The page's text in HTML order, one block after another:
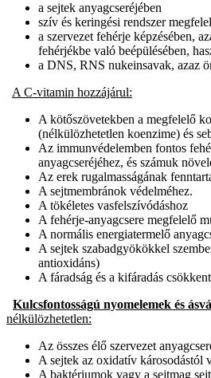
a sejtek anyagcseréjében
szív és keringési rendszer
a szervezet fehérje képzésében,
fehérjékbe való beépülésében,
a DNS, RNS nukeinsavak, azaz
A C-vitamin hozzájárul:
A kötőszövetekben a megfelelő
(nélkülözhetetlen koenzime) és
Az immunvédelemben fontos
anyagcseréjéhez, és számuk
Az erek rugalmasságának
A sejtmembránok védelméhez.
A tökéletes vasfelszívódáshoz
A fehérje-anyagcsere megfelelő
A normális energiatermelő
A sejtek szabadgyökökkel
antioxidáns)
A fáradság és a kifáradás
Kulcsfontosságú nyomelemek és
nélkülözhetetlen:
Az összes élő szervezet
A sejtek az oxidatív károsodástól
A baktériumok vagy a sejtmag